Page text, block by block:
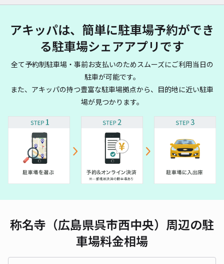
アキッパは、簡単に駐車場予約ができ
る駐車場シェアアプリです
全て予約制駐車場・事前お支払いのためスムーズにご利用当日の
駐車が可能です。
また、アキッパの持つ豊富な駐車場拠点から、目的地に近い駐車
場が見つかります。
称名寺（広島県呉市西中央）周辺の駐
車場料金相場